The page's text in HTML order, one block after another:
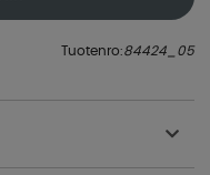
Tuotenro:84424_05